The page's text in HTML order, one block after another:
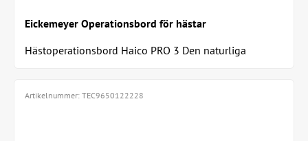
Eickemeyer Operationsbord för hästar
Hästoperationsbord Haico PRO 3 Den naturliga
Artikelnummer: TEC9650122228